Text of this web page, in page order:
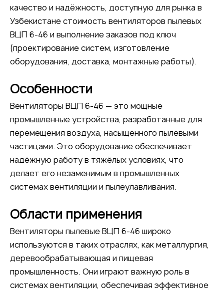
качество и надёжность, доступную для рынка в
Узбекистане стоимость вентиляторов пылевых
ВЦП 6-46 и выполнение заказов под ключ
(проектирование систем, изготовление
оборудования, доставка, монтажные работы).
Особенности
Вентиляторы ВЦП 6-46 — это мощные
промышленные устройства, разработанные для
перемещения воздуха, насыщенного пылевыми
частицами. Это оборудование обеспечивает
надёжную работу в тяжёлых условиях, что
делает его незаменимым в промышленных
системах вентиляции и пылеулавливания.
Области применения
Вентиляторы пылевые ВЦП 6-46 широко
используются в таких отраслях, как металлургия,
деревообрабатывающая и пищевая
промышленность. Они играют важную роль в
системах вентиляции, обеспечивая эффективное